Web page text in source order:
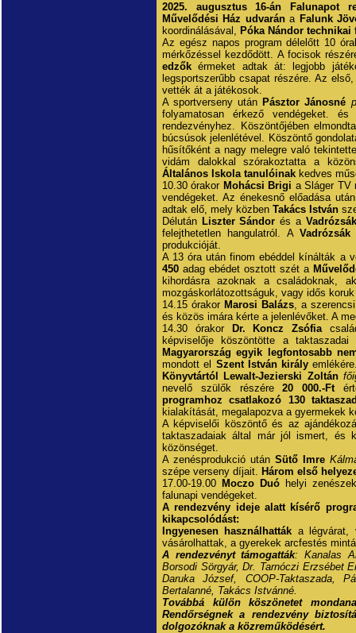
2025. augusztus 16-án Falunapot
Művelődési Ház udvarána Falunk
koordinálásával, Póka Nándor technikai
Az egész napos program délelőtt 10
mérkőzéssel kezdődött. A focisok
edzők érmeket adtak át: legjobb
legsportszerűbb csapat részére. Az
vették át a játékosok.
A sportverseny után Pásztor Jánosné
folyamatosan érkező vendégeket.
rendezvényhez. Köszöntőjében
búcsúsok jelenlétével. Köszöntő
hűsítőként a nagy melegre való
vidám dalokkal szórakoztatta a
Általános Iskola tanulóinak kedves
10.30 órakor Mohácsi Brigi a Sláger TV
vendégeket. Az énekesnő előadása
adtak elő, mely közben Takács István
Délután Liszter Sándor és a
felejthetetlen hangulatról. A Vadrózsák
produkcióját.
A 13 óra után finom ebéddel kínálták a
450 adag ebédet osztott szét a
kihordásra azoknak a családoknak,
mozgáskorlátozottságuk, vagy idős
14.15 órakor Marosi Balázs, a
és közös imára kérte a jelenlévőket. A
14.30 órakor
Dr. Koncz Zsófia
képviselője köszöntötte a
Magyarország egyik legfontosabb
mondott el Szent István király
Könyvtártól
Lewalt-Jezierski Zoltán
nevelő szülők részére20 000.-Ft
programhoz csatlakozó 130
kialakítását, megalapozva a gyermekek
A képviselői köszöntő és az
taktaszadaiak által már jól ismert, és
közönséget.
A zenésprodukció után Sütő Imre
szépe verseny díjait. Három első
17.00-19.00 Moczo Duóhelyi
falunapi vendégeket.
A rendezvény ideje alatt kísérő
kikapcsolódást:
Ingyenesen használhatták a légvárat,
vásárolhattak, a gyerekek arcfestés
A rendezvényt támogatták: Kanalas
Borsodi Sörgyár, Dr. Tarnóczi Erzsébet
Daruka József, COOP-Taktaszada,
Bertalanné, Takács Istvánné.
Továbbá külön köszönetet
Rendőrségnek a rendezvény
dolgozóknak a közreműködésért.